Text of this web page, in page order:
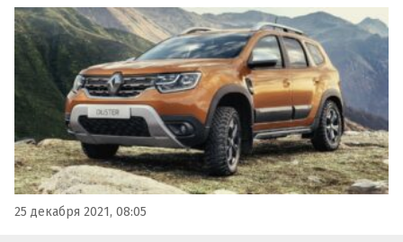
Издание «Автоновости дня» составило ТОП-5 самых
дешевых французских кроссоверов, которые сегодня…
25 декабря 2021, 08:05